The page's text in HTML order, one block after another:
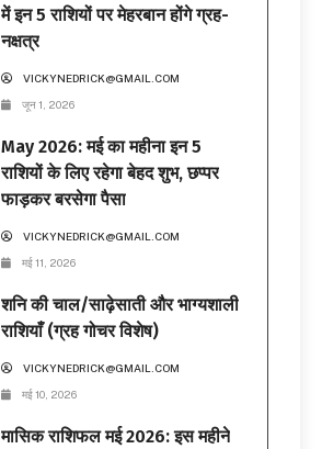
में इन 5 राशियों पर मेहरबान होंगे ग्रह-
नक्षत्र
VICKYNEDRICK@GMAIL.COM
जून 1, 2026
May 2026: मई का महीना इन 5
राशियों के लिए रहेगा बेहद शुभ, छप्पर
फाड़कर बरसेगा पैसा
VICKYNEDRICK@GMAIL.COM
मई 11, 2026
शनि की चाल/साढ़ेसाती और भाग्यशाली
राशियाँ (ग्रह गोचर विशेष)
VICKYNEDRICK@GMAIL.COM
मई 10, 2026
मासिक राशिफल मई 2026: इस महीने